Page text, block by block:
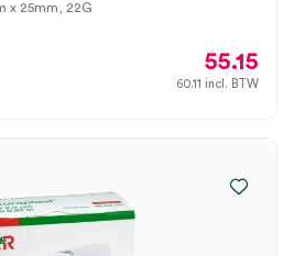
x 25mm, 22G
55.15
60.11 incl. BTW